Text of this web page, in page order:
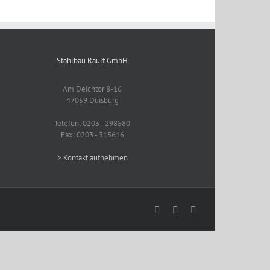
Stahlbau Raulf GmbH
Am Deichtor 8-16
47059 Duisburg
Telefon: 0203 - 298580
Fax: 0203 - 315616
> Kontakt aufnehmen
Facebook